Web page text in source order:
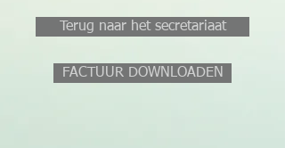
Terug naar het secretariaat
FACTUUR DOWNLOADEN